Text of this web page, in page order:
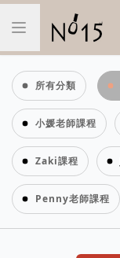
所有分類
小媛老師課程
Zaki課程
Penny老師課程